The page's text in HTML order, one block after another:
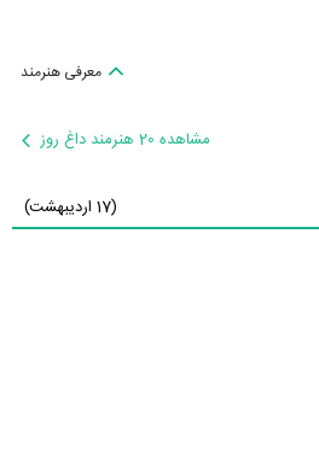
معرفی هنرمند
مشاهده 20 هنرمند داغ روز
(17 اردیبهشت)